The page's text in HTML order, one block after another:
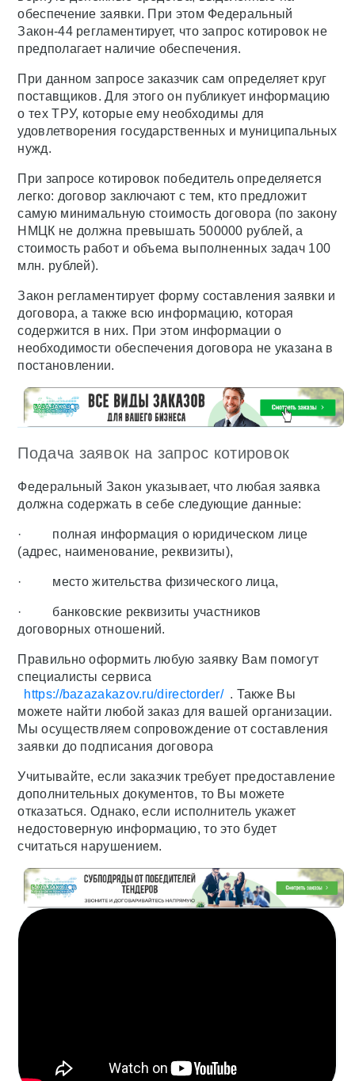
обеспечение заявки. При этом Федеральный
Закон-44 регламентирует, что запрос котировок не
предполагает наличие обеспечения.
При данном запросе заказчик сам определяет круг
поставщиков. Для этого он публикует информацию
о тех ТРУ, которые ему необходимы для
удовлетворения государственных и муниципальных
нужд.
При запросе котировок победитель определяется
легко: договор заключают с тем, кто предложит
самую минимальную стоимость договора (по закону
НМЦК не должна превышать 500000 рублей, а
стоимость работ и объема выполненных задач 100
млн. рублей).
Закон регламентирует форму составления заявки и
договора, а также всю информацию, которая
содержится в них. При этом информации о
необходимости обеспечения договора не указана в
постановлении.
Подача заявок на запрос котировок
Федеральный Закон указывает, что любая заявка
должна содержать в себе следующие данные:
· полная информация о юридическом лице
(адрес, наименование, реквизиты),
· место жительства физического лица,
· банковские реквизиты участников
договорных отношений.
Правильно оформить любую заявку Вам помогут
специалисты сервиса
https://bazazakazov.ru/directorder/ . Также Вы
можете найти любой заказ для вашей организации.
Мы осуществляем сопровождение от составления
заявки до подписания договора
Учитывайте, если заказчик требует предоставление
дополнительных документов, то Вы можете
отказаться. Однако, если исполнитель укажет
недостоверную информацию, то это будет
считаться нарушением.